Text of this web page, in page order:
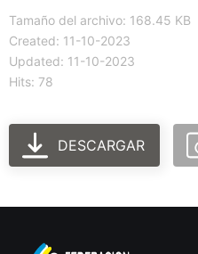
Tamaño del archivo: 168.45 KB
Created: 11-10-2023
Updated: 11-10-2023
Hits: 78
DESCARGAR